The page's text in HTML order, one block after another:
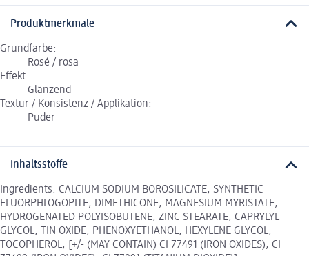
Produktmerkmale
Grundfarbe:
Rosé / rosa
Effekt:
Glänzend
Textur / Konsistenz / Applikation:
Puder
Inhaltsstoffe
Ingredients: CALCIUM SODIUM BOROSILICATE, SYNTHETIC
FLUORPHLOGOPITE, DIMETHICONE, MAGNESIUM MYRISTATE,
HYDROGENATED POLYISOBUTENE, ZINC STEARATE, CAPRYLYL
GLYCOL, TIN OXIDE, PHENOXYETHANOL, HEXYLENE GLYCOL,
TOCOPHEROL, [+/- (MAY CONTAIN) CI 77491 (IRON OXIDES), CI